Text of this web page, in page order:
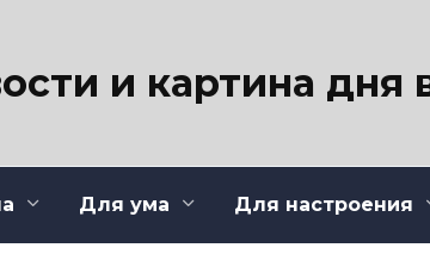
и картина дня
Для ума Для настроения